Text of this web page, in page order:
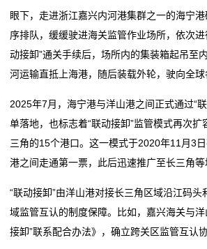
眼下，走进浙江嘉兴内河港集群之一的海宁
序排队，缓缓驶进海关监管作业场所，依次
动接卸”通关手续后，场所内的集装箱起吊至
河运输直抵上海港，随后装载外轮，驶向全球
2025年7月，海宁港与洋山港之间正式通过“
单落地，也标志着“联动接卸”监管模式再次
三角的15个港口。这一模式于2020年11月3
港之间走通第一票，此后迅速推广至长三角等
“联动接卸”由洋山港对接长三角区域沿江码
域监管互认的制度保障。比如，嘉兴海关与
接卸”联系配合办法》，确立跨关区监管互认